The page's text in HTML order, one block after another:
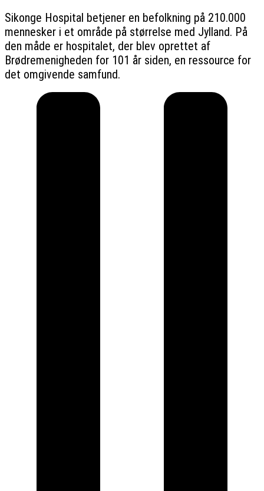
Sikonge Hospital betjener en befolkning på 210.000
mennesker i et område på størrelse med Jylland. På
den måde er hospitalet, der blev oprettet af
Brødremenigheden for 101 år siden, en ressource for
det omgivende samfund.